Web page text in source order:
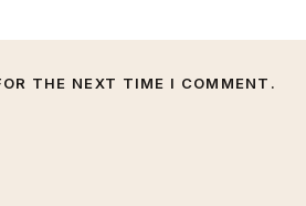
THE NEXT TIME I COMMENT.